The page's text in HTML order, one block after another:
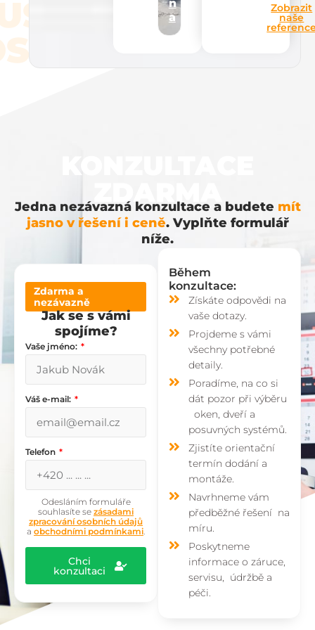
n
a
Zobrazit
naše
ZDARMA
Jedna nezávazná konzultace a budete mít
jasno v řešení i ceně. Vyplňte formulář
níže.
Zdarma a
nezávazně
Jak se s vámi
spojíme?
Vaše jméno:
Váš e-mail:
Telefon
Odesláním formuláře
souhlasíte se zásadami
zpracování osobních údajů
a obchodními podmínkami.
Chci
konzultaci
Během
konzultace:
Získáte odpovědi na
vaše dotazy.
Projdeme s vámi
všechny potřebné
detaily.
Poradíme, na co si
dát pozor při výběru
oken, dveří a
posuvných systémů.
Zjistíte orientační
termín dodání a
montáže.
Navrhneme vám
předběžné řešení na
míru.
Poskytneme
informace o záruce,
servisu, údržbě a
péči.